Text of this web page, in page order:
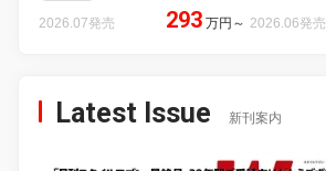
2026.07発売 293 万円 ～ 2026.06発売
Latest Issue 新刊案内